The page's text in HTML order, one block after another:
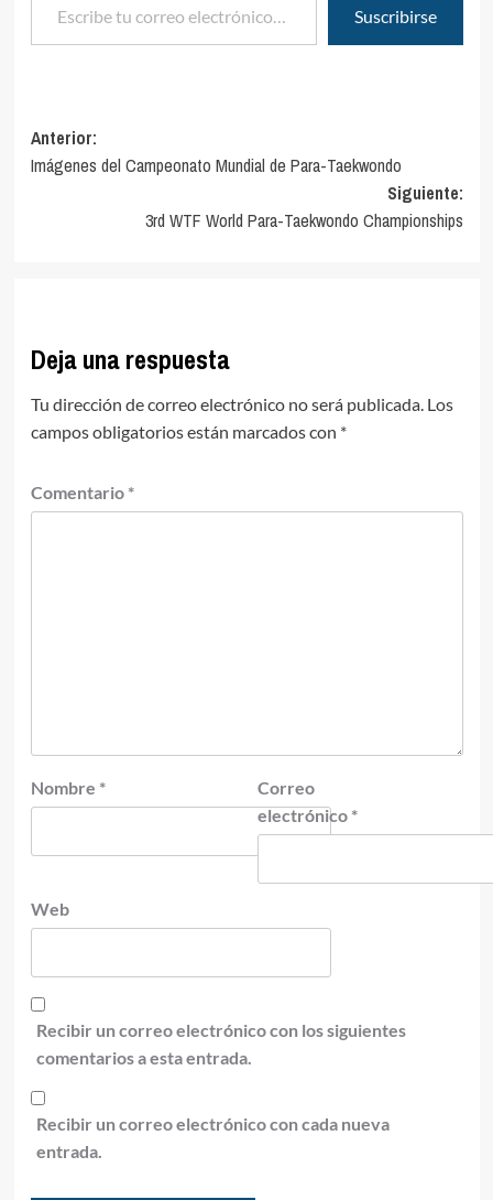
Suscribirse
Navegación
de
entradas
Anterior:
Imágenes del Campeonato Mundial de Para-Taekwondo
Siguiente:
3rd WTF World Para-Taekwondo Championships
Deja una respuesta
Tu dirección de correo electrónico no será publicada. Los
campos obligatorios están marcados con *
Comentario *
Nombre *
Correo
electrónico *
Web
Recibir un correo electrónico con los siguientes
comentarios a esta entrada.
Recibir un correo electrónico con cada nueva
entrada.